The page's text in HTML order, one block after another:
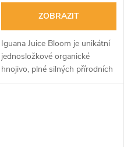
ZOBRAZIT
Iguana Juice Bloom je unikátní
jednosložkové organické
hnojivo, plné silných přírodních
živin pro kvetoucí rostliny.